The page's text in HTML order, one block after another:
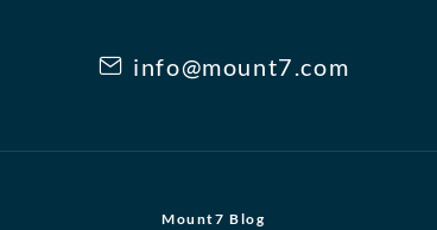
info@mount7.com
Mount7 Blog